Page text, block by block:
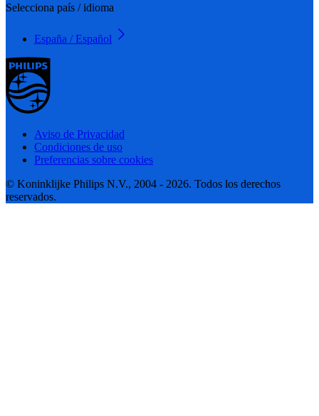
Selecciona país / idioma
España / Español
Aviso de Privacidad
Condiciones de uso
Preferencias sobre cookies
© Koninklijke Philips N.V., 2004 - 2026. Todos los derechos
reservados.